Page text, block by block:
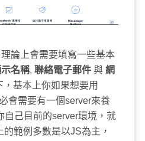
論上會需要填寫一些基本
名稱, 聯絡電子郵件 與 網
基本上你如果想要用
會需要有一個server來養
自己目前的server環境，就
範例多數是以JS為主，